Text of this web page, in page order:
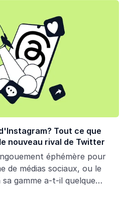
Tout ce que
nouveau rival de Twitter
éphémère pour
de médias sociaux, ou le
gamme a-t-il quelque